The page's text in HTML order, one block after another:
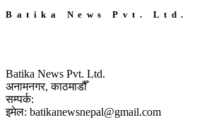
Batika News Pvt. Ltd.
Batika News Pvt. Ltd.
अनामनगर, काठमाडौँ
सम्पर्क:
इमेल: batikanewsnepal@gmail.com